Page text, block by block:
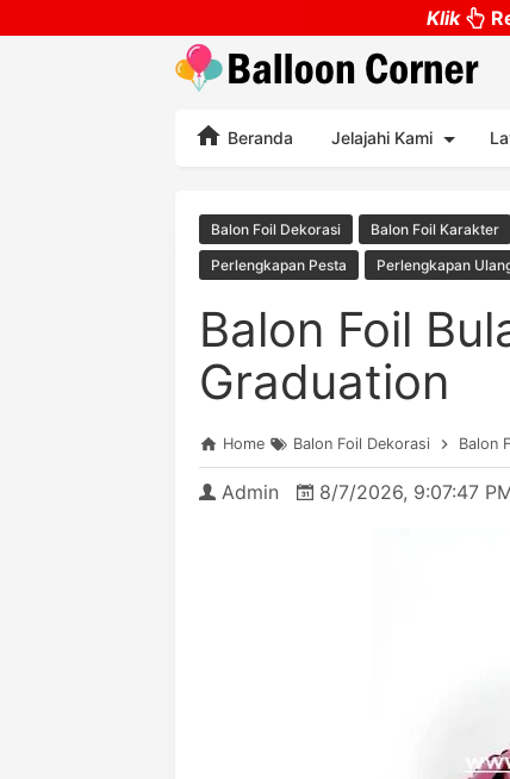
Klik
Beranda Jelajahi Kami
Balon Foil Dekorasi Balon Foil Karakter
Perlengkapan Pesta
Perlengkapan
Balon Foil
Graduation
Home Balon Foil Dekorasi Balon
Admin 8/7/2026, 9:07:47